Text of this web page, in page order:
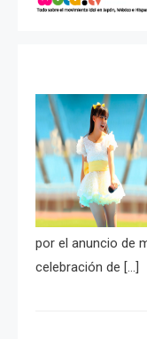
por el anuncio de
celebración de […]